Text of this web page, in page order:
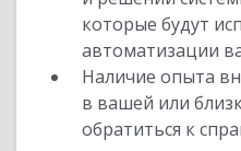
которые будут
автоматизации
Наличие опыта
в вашей или
обратиться к